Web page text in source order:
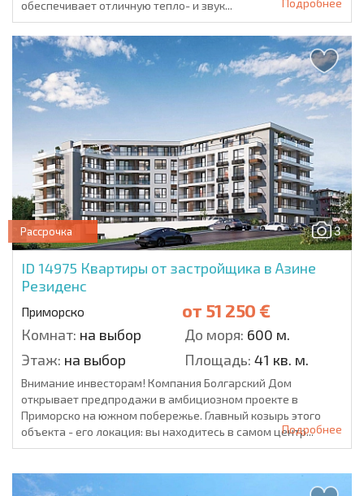
обеспечивает отличную тепло- и звук...
Подробнее
3
Рассрочка
ID 14975 Квартиры от застройщика в Азине
Резиденс
Приморско от 51 250 €
Комнат: на выбор До моря: 600 м.
Этаж: на выбор Площадь: 41 кв. м.
Внимание инвесторам! Компания Болгарский Дом
открывает предпродажи в амбициозном проекте в
Приморско на южном побережье. Главный козырь этого
объекта - его локация: вы находитесь в самом центр...
Подробнее